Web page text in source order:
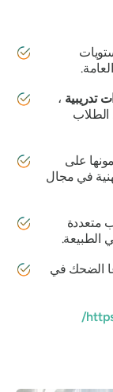
،
على
في مجال
الضحك في